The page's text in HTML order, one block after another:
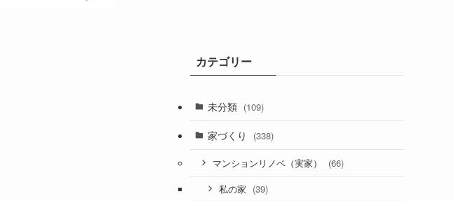
カテゴリー
未分類 (109)
家づくり (338)
マンションリノベ（実家） (66)
私の家 (39)